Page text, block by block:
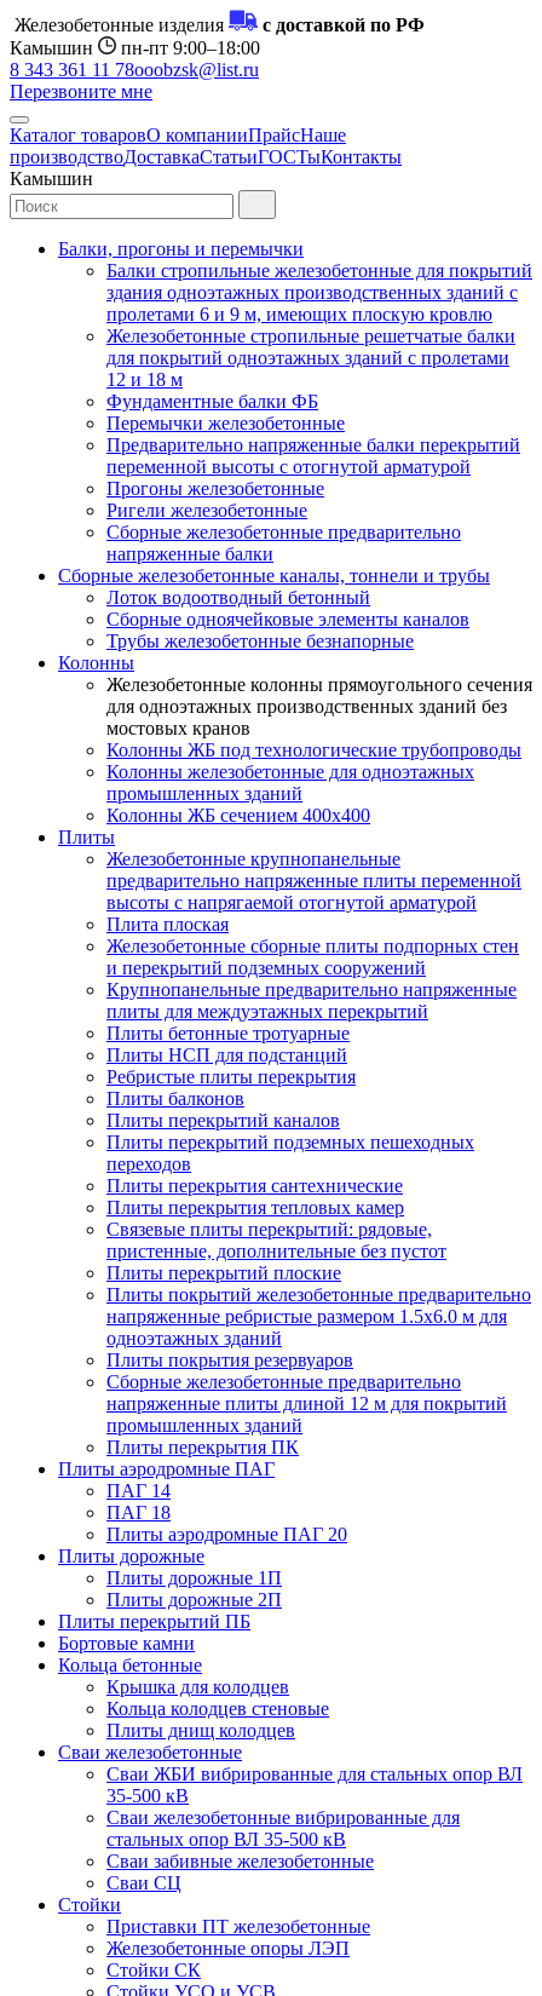
Железобетонные изделия
с доставкой по РФ
Камышин
пн-пт 9:00–18:00
8 343 361 11 78ooobzsk@list.ru
Перезвоните мне
Каталог товаровО компанииПрайсНаше
производствоДоставкаСтатьиГОСТыКонтакты
Камышин
Балки, прогоны и перемычки
Балки стропильные железобетонные для покрытий
здания одноэтажных производственных зданий с
пролетами 6 и 9 м, имеющих плоскую кровлю
Железобетонные стропильные решетчатые балки
для покрытий одноэтажных зданий с пролетами
12 и 18 м
Фундаментные балки ФБ
Перемычки железобетонные
Предварительно напряженные балки перекрытий
переменной высоты с отогнутой арматурой
Прогоны железобетонные
Ригели железобетонные
Сборные железобетонные предварительно
напряженные балки
Сборные железобетонные каналы, тоннели и трубы
Лоток водоотводный бетонный
Сборные одноячейковые элементы каналов
Трубы железобетонные безнапорные
Колонны
Железобетонные колонны прямоугольного сечения
для одноэтажных производственных зданий без
мостовых кранов
Колонны ЖБ под технологические трубопроводы
Колонны железобетонные для одноэтажных
промышленных зданий
Колонны ЖБ сечением 400х400
Плиты
Железобетонные крупнопанельные
предварительно напряженные плиты переменной
высоты с напрягаемой отогнутой арматурой
Плита плоская
Железобетонные сборные плиты подпорных стен
и перекрытий подземных сооружений
Крупнопанельные предварительно напряженные
плиты для междуэтажных перекрытий
Плиты бетонные тротуарные
Плиты НСП для подстанций
Ребристые плиты перекрытия
Плиты балконов
Плиты перекрытий каналов
Плиты перекрытий подземных пешеходных
переходов
Плиты перекрытия сантехнические
Плиты перекрытия тепловых камер
Связевые плиты перекрытий: рядовые,
пристенные, дополнительные без пустот
Плиты перекрытий плоские
Плиты покрытий железобетонные предварительно
напряженные ребристые размером 1.5х6.0 м для
одноэтажных зданий
Плиты покрытия резервуаров
Сборные железобетонные предварительно
напряженные плиты длиной 12 м для покрытий
промышленных зданий
Плиты перекрытия ПК
Плиты аэродромные ПАГ
ПАГ 14
ПАГ 18
Плиты аэродромные ПАГ 20
Плиты дорожные
Плиты дорожные 1П
Плиты дорожные 2П
Плиты перекрытий ПБ
Бортовые камни
Кольца бетонные
Крышка для колодцев
Кольца колодцев стеновые
Плиты днищ колодцев
Сваи железобетонные
Сваи ЖБИ вибрированные для стальных опор ВЛ
35-500 кВ
Сваи железобетонные вибрированные для
стальных опор ВЛ 35-500 кВ
Сваи забивные железобетонные
Сваи СЦ
Стойки
Приставки ПТ железобетонные
Железобетонные опоры ЛЭП
Стойки СК
Стойки УСО и УСВ